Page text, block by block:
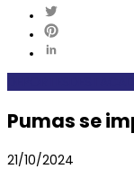
Pumas se
21/10/2024